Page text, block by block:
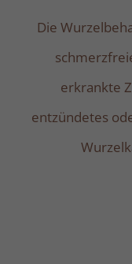
Die
erkrankte
entzündetes